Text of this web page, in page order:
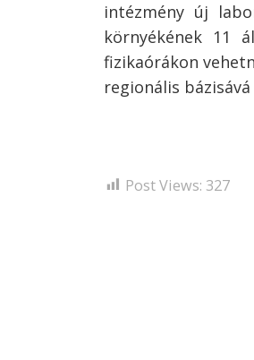
intézmény új
környékének 11
fizikaórákon
regionális
Post Views: 327